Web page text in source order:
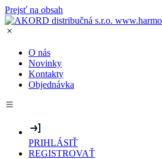
Prejsť na obsah
O nás
Novinky
Kontakty
Objednávka
PRIHLÁSIŤ
REGISTROVAŤ